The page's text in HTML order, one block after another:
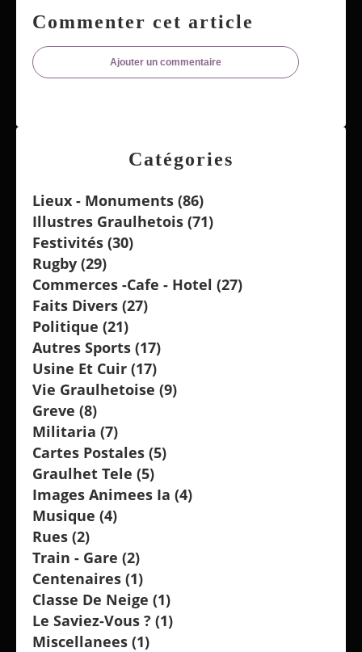
Commenter cet article
Ajouter un commentaire
Catégories
Lieux - Monuments (86)
Illustres Graulhetois (71)
Festivités (30)
Rugby (29)
Commerces -cafe - Hotel (27)
Faits Divers (27)
Politique (21)
Autres Sports (17)
Usine Et Cuir (17)
Vie Graulhetoise (9)
Greve (8)
Militaria (7)
Cartes Postales (5)
Graulhet Tele (5)
Images Animees Ia (4)
Musique (4)
Rues (2)
Train - Gare (2)
Centenaires (1)
Classe De Neige (1)
Le Saviez-Vous ? (1)
Miscellanees (1)